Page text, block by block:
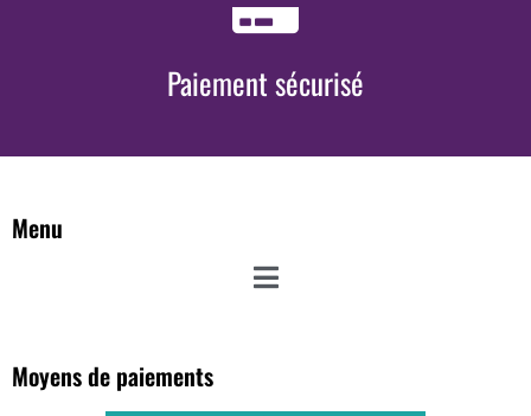
Paiement sécurisé
Menu
Moyens de paiements